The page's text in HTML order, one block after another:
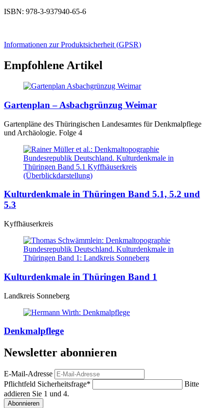
ISBN: 978-3-937940-65-6
Informationen zur Produktsicherheit (GPSR)
Empfohlene Artikel
Gartenplan – Asbachgrünzug Weimar
Gartenpläne des Thüringischen Landesamtes für Denkmalpflege
und Archäologie. Folge 4
Kulturdenkmale in Thüringen Band 5.1, 5.2 und
5.3
Kyffhäuserkreis
Kulturdenkmale in Thüringen Band 1
Landkreis Sonneberg
Denkmalpflege
Newsletter abonnieren
E-Mail-Adresse
Pflichtfeld Sicherheitsfrage*
Bitte
addieren Sie 1 und 4.
Abonnieren